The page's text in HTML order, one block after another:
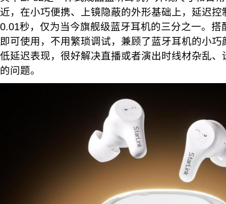
近，在小巧便携、上镜隐蔽的外形基础上，延迟
0.01秒，仅为当今旗舰级蓝牙耳机的三分之一。搭
即可使用，不用繁琐调试，兼顾了蓝牙耳机的小
低延迟表现，很好解决直播或者演出时线材杂乱
的问题。